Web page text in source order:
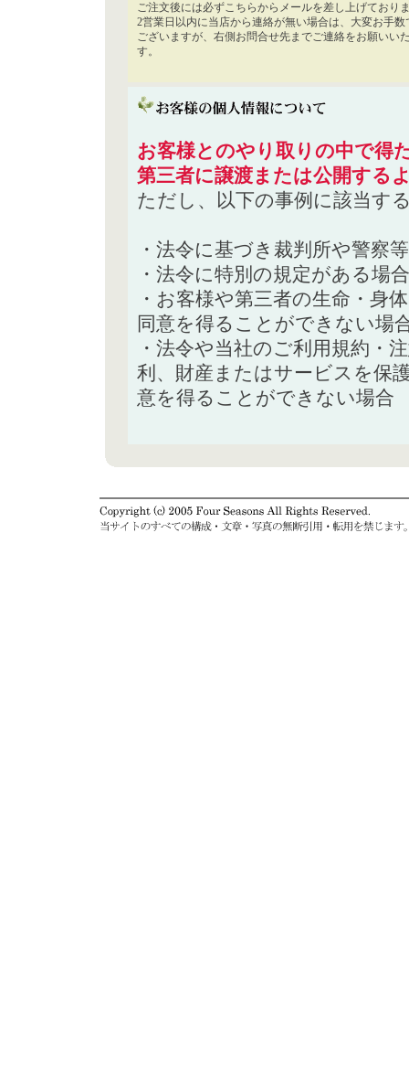
ご注文後には必ずこちらからメールを差し上げており
2営業日以内に当店から連絡が無い場合は、大変お手数
ございますが、右側お問合せ先までご連絡をお願いい
す。
お客様とのやり取りの中で得
第三者に譲渡または公開する
ただし、以下の事例に該当す
・法令に基づき裁判所や警察
・法令に特別の規定がある場合
・お客様や第三者の生命・身
同意を得ることができない場
・法令や当社のご利用規約・
利、財産またはサービスを保
意を得ることができない場合